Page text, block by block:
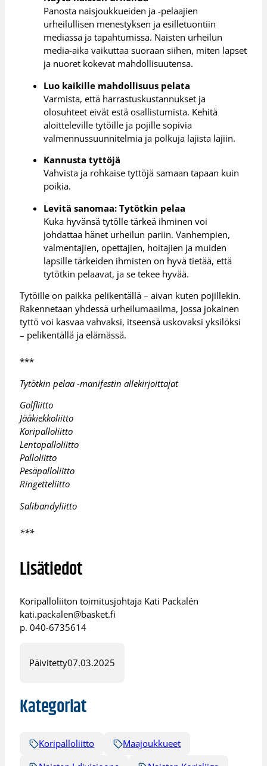
Panosta naisjoukkueiden ja -pelaajien
urheilullisen menestyksen ja esilletuontiin
mediassa ja tapahtumissa. Naisten urheilun
media-aika vaikuttaa suoraan siihen, miten lapset
ja nuoret kokevat mahdollisuutensa.
Luo kaikille mahdollisuus pelata
Varmista, että harrastuskustannukset ja
olosuhteet eivät estä osallistumista. Kehitä
aloitteleville tytöille ja pojille sopivia
valmennussuunnitelmia ja polkuja lajista lajiin.
Kannusta tyttöjä
Vahvista ja rohkaise tyttöjä samaan tapaan kuin
poikia.
Levitä sanomaa: Tytötkin pelaa
Kuka hyvänsä tytölle tärkeä ihminen voi
johdattaa hänet urheilun pariin. Vanhempien,
valmentajien, opettajien, hoitajien ja muiden
lapsille tärkeiden ihmisten on hyvä tietää, että
tytötkin pelaavat, ja se tekee hyvää.
Tytöille on paikka pelikentällä – aivan kuten pojillekin.
Rakennetaan yhdessä urheilumaailma, jossa jokainen
tyttö voi kasvaa vahvaksi, itseensä uskovaksi yksilöksi
– pelikentällä ja elämässä.
***
Tytötkin pelaa -manifestin allekirjoittajat
Golfliitto
Jääkiekkoliitto
Koripalloliitto
Lentopalloliitto
Palloliitto
Pesäpalloliitto
Ringetteliitto
Salibandyliitto
***
Lisätiedot
Koripalloliiton toimitusjohtaja Kati Packalén
kati.packalen@basket.fi
p. 040-6735614
Päivitetty07.03.2025
Kategoriat
Koripalloliitto
Maajoukkueet